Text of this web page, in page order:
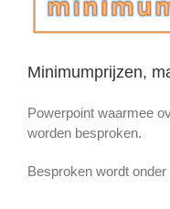
Minimumprijzen,
Powerpoint waarmee
worden besproken.
Besproken wordt onder